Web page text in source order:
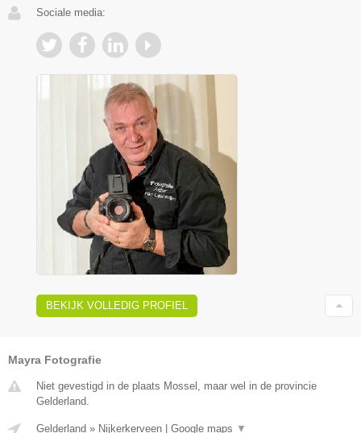
Sociale media:
BEKIJK VOLLEDIG PROFIEL
Mayra Fotografie
Niet gevestigd in de plaats Mossel, maar wel in de provincie
Gelderland.
Gelderland » Nijkerkerveen Google maps ▼